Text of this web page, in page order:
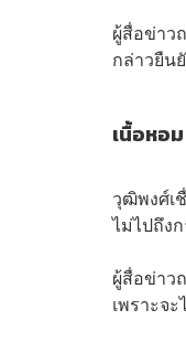
ผู้สื่อข่าว
กล่าวยืน
เนื้อหอ
วุฒิพงศ์เ
ไม่ไปถึง
ผู้สื่อข่าว
เพราะจ